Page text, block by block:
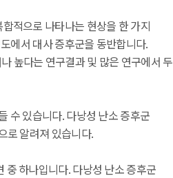
적으로 나타나는 현상을 한 가지
에서 대사 증후군을 동반합니다.
높다는 연구결과 및 많은 연구에서 두
수 있습니다. 다낭성 난소 증후군
로 알려져 있습니다.
중 하나입니다. 다낭성 난소 증후군